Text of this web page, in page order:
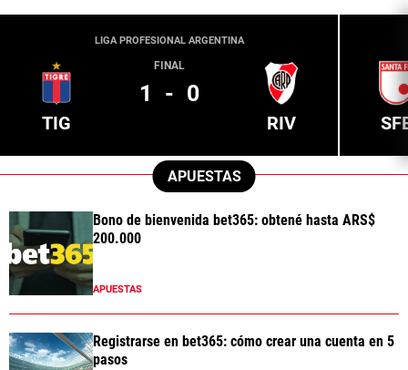
LIGA PROFESIONAL ARGENTINA
TIG
FINAL
1 - 0
RIV
APUESTAS
Bono de bienvenida bet365: obtené hasta ARS$
200.000
APUESTAS
Registrarse en bet365: cómo crear una cuenta en 5
pasos